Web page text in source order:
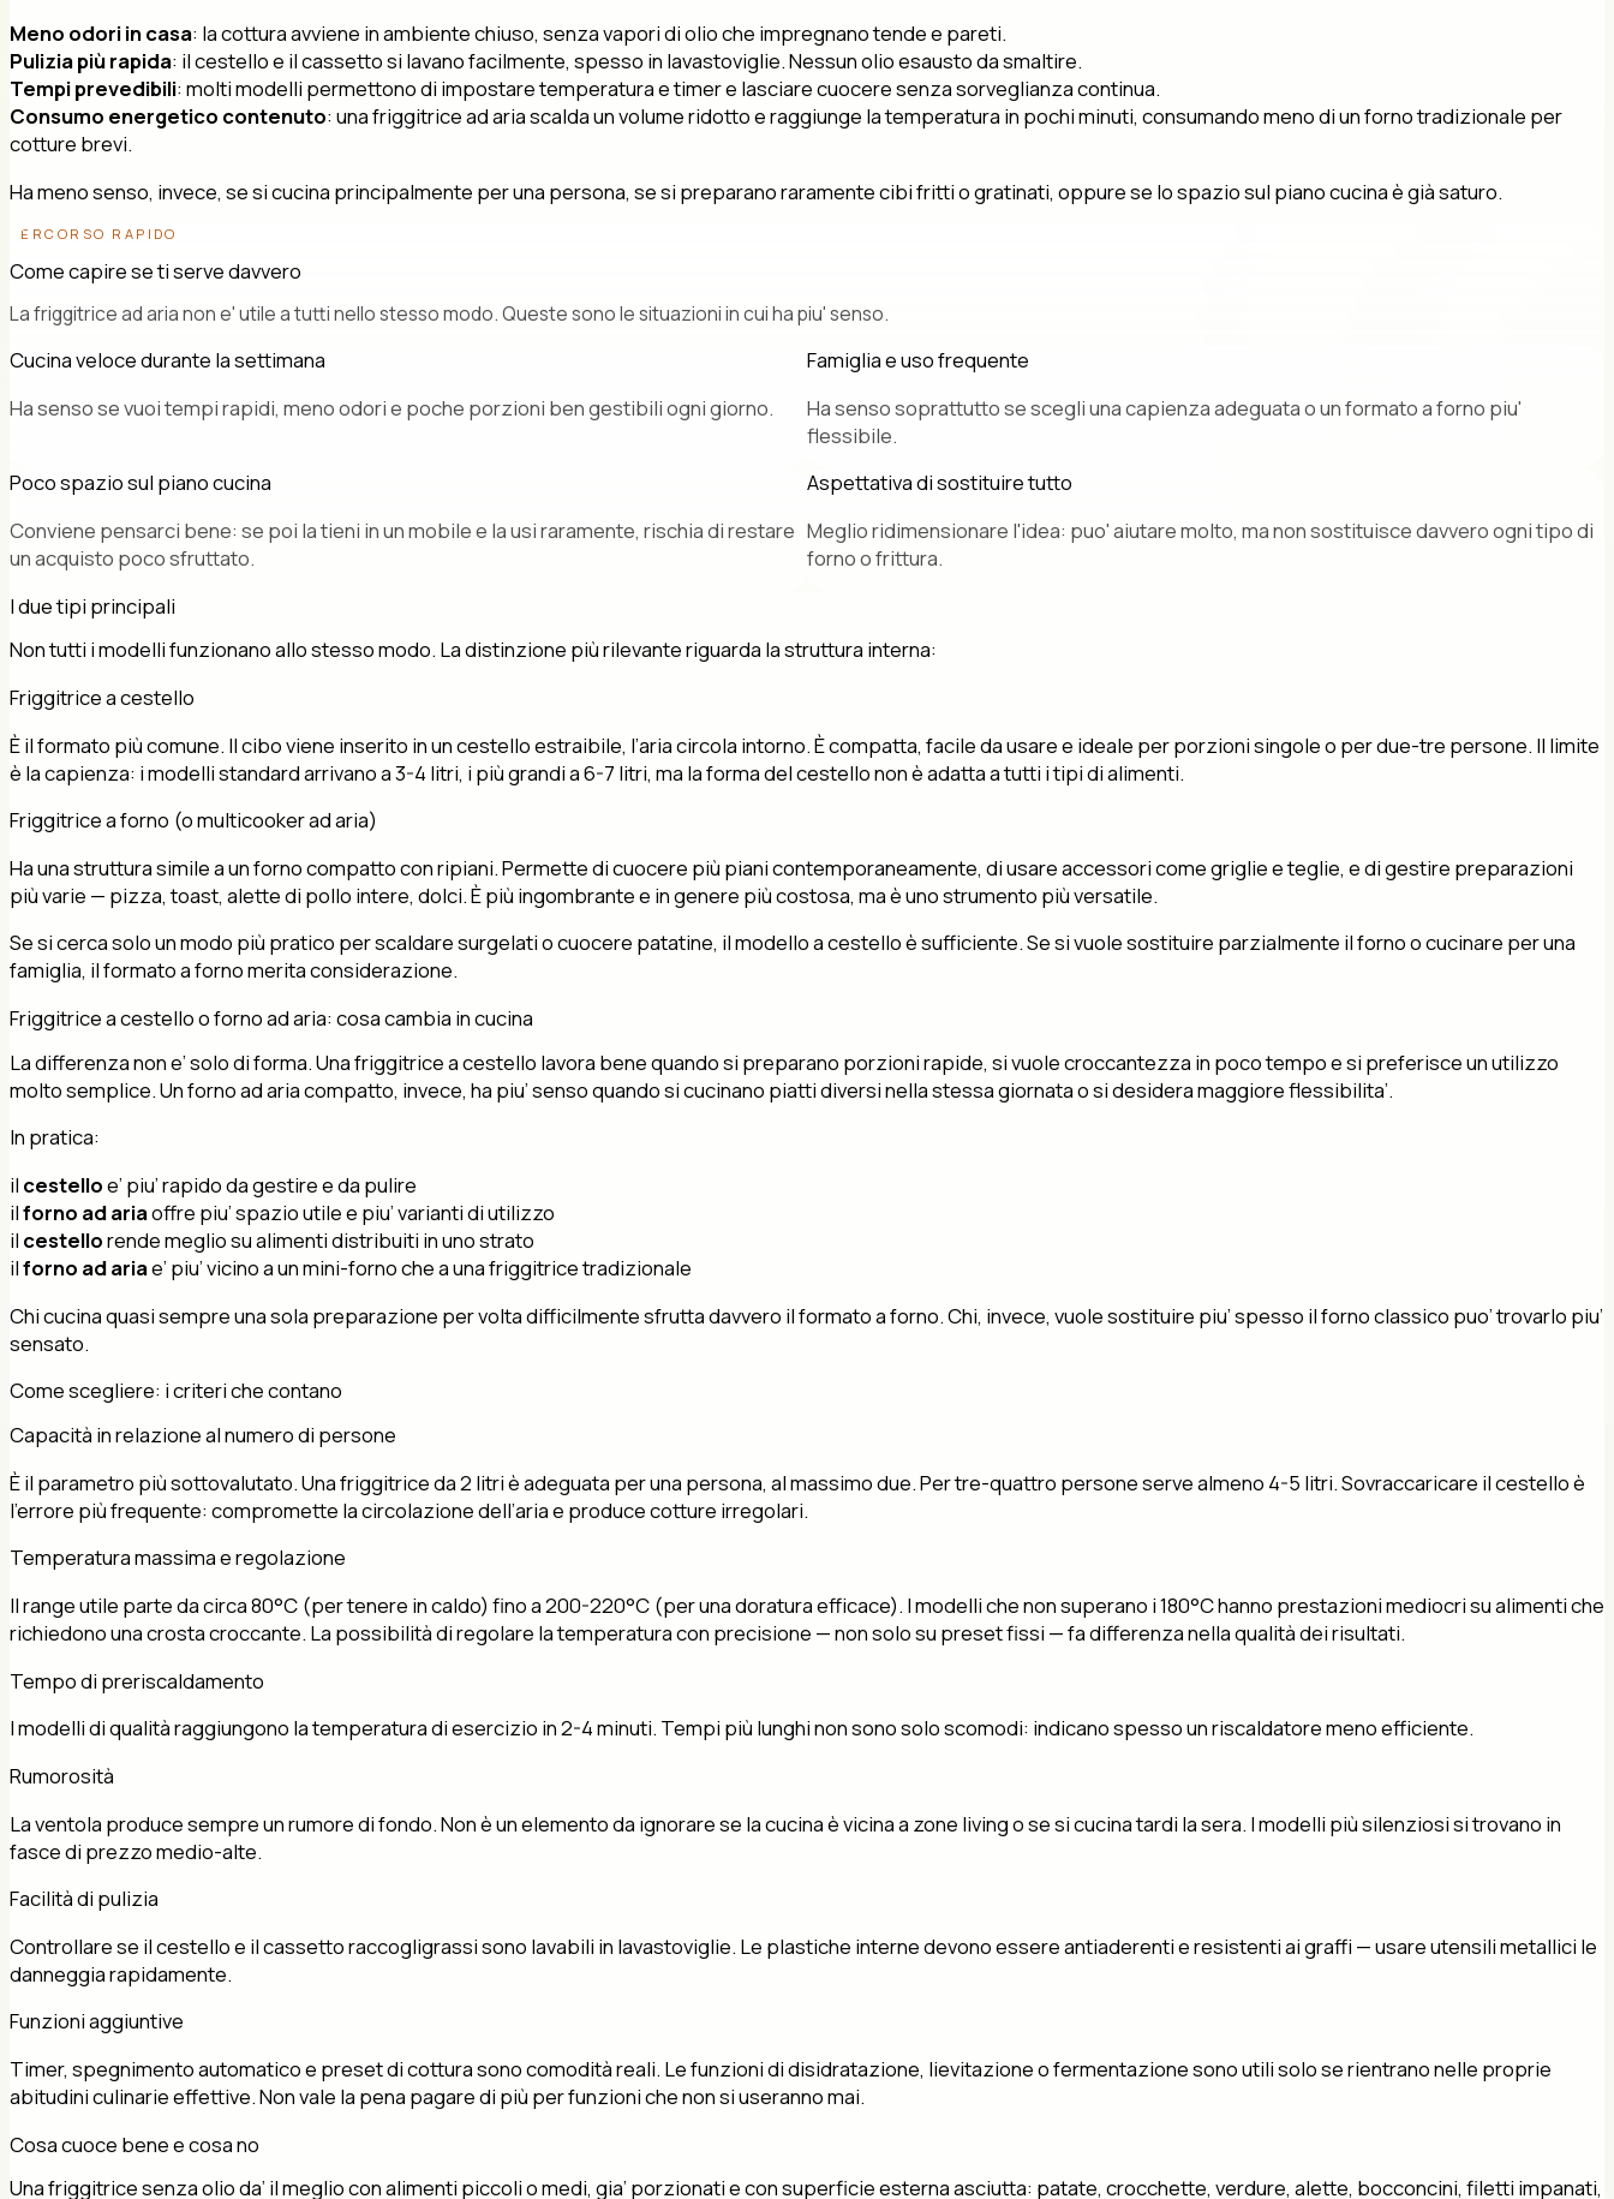
Meno odori in casa: la cottura avviene in ambiente chiuso, senza vapori di olio che impregnano tende e pareti.
Pulizia più rapida: il cestello e il cassetto si lavano facilmente, spesso in lavastoviglie. Nessun olio esausto da smaltire.
Tempi prevedibili: molti modelli permettono di impostare temperatura e timer e lasciare cuocere senza sorveglianza continua.
Consumo energetico contenuto: una friggitrice ad aria scalda un volume ridotto e raggiunge la temperatura in pochi minuti, consumando meno di un forno tradizionale per
cotture brevi.
Ha meno senso, invece, se si cucina principalmente per una persona, se si preparano raramente cibi fritti o gratinati, oppure se lo spazio sul piano cucina è già saturo.
PERCORSO RAPIDO
Come capire se ti serve davvero
La friggitrice ad aria non e' utile a tutti nello stesso modo. Queste sono le situazioni in cui ha piu' senso.
Cucina veloce durante la settimana
Ha senso se vuoi tempi rapidi, meno odori e poche porzioni ben gestibili ogni giorno.
Famiglia e uso frequente
Ha senso soprattutto se scegli una capienza adeguata o un formato a forno piu'
flessibile.
Poco spazio sul piano cucina
Conviene pensarci bene: se poi la tieni in un mobile e la usi raramente, rischia di restare
un acquisto poco sfruttato.
Aspettativa di sostituire tutto
Meglio ridimensionare l'idea: puo' aiutare molto, ma non sostituisce davvero ogni tipo di
forno o frittura.
I due tipi principali
Non tutti i modelli funzionano allo stesso modo. La distinzione più rilevante riguarda la struttura interna:
Friggitrice a cestello
È il formato più comune. Il cibo viene inserito in un cestello estraibile, l’aria circola intorno. È compatta, facile da usare e ideale per porzioni singole o per due-tre persone. Il limite
è la capienza: i modelli standard arrivano a 3-4 litri, i più grandi a 6-7 litri, ma la forma del cestello non è adatta a tutti i tipi di alimenti.
Friggitrice a forno (o multicooker ad aria)
Ha una struttura simile a un forno compatto con ripiani. Permette di cuocere più piani contemporaneamente, di usare accessori come griglie e teglie, e di gestire preparazioni
più varie — pizza, toast, alette di pollo intere, dolci. È più ingombrante e in genere più costosa, ma è uno strumento più versatile.
Se si cerca solo un modo più pratico per scaldare surgelati o cuocere patatine, il modello a cestello è sufficiente. Se si vuole sostituire parzialmente il forno o cucinare per una
famiglia, il formato a forno merita considerazione.
Friggitrice a cestello o forno ad aria: cosa cambia in cucina
La differenza non e’ solo di forma. Una friggitrice a cestello lavora bene quando si preparano porzioni rapide, si vuole croccantezza in poco tempo e si preferisce un utilizzo
molto semplice. Un forno ad aria compatto, invece, ha piu’ senso quando si cucinano piatti diversi nella stessa giornata o si desidera maggiore flessibilita’.
In pratica:
il cestelloe’ piu’ rapido da gestire e da pulire
ilforno ad ariaoffre piu’ spazio utile e piu’ varianti di utilizzo
il cestellorende meglio su alimenti distribuiti in uno strato
ilforno ad ariae’ piu’ vicino a un mini-forno che a una friggitrice tradizionale
Chi cucina quasi sempre una sola preparazione per volta difficilmente sfrutta davvero il formato a forno. Chi, invece, vuole sostituire piu’ spesso il forno classico puo’ trovarlo piu’
sensato.
Come scegliere: i criteri che contano
Capacità in relazione al numero di persone
È il parametro più sottovalutato. Una friggitrice da 2 litri è adeguata per una persona, al massimo due. Per tre-quattro persone serve almeno 4-5 litri. Sovraccaricare il cestello è
l’errore più frequente: compromette la circolazione dell’aria e produce cotture irregolari.
Temperatura massima e regolazione
Il range utile parte da circa 80°C (per tenere in caldo) fino a 200-220°C (per una doratura efficace). I modelli che non superano i 180°C hanno prestazioni mediocri su alimenti che
richiedono una crosta croccante. La possibilità di regolare la temperatura con precisione — non solo su preset fissi — fa differenza nella qualità dei risultati.
Tempo di preriscaldamento
I modelli di qualità raggiungono la temperatura di esercizio in 2-4 minuti. Tempi più lunghi non sono solo scomodi: indicano spesso un riscaldatore meno efficiente.
Rumorosità
La ventola produce sempre un rumore di fondo. Non è un elemento da ignorare se la cucina è vicina a zone living o se si cucina tardi la sera. I modelli più silenziosi si trovano in
fasce di prezzo medio-alte.
Facilità di pulizia
Controllare se il cestello e il cassetto raccogligrassi sono lavabili in lavastoviglie. Le plastiche interne devono essere antiaderenti e resistenti ai graffi — usare utensili metallici le
danneggia rapidamente.
Funzioni aggiuntive
Timer, spegnimento automatico e preset di cottura sono comodità reali. Le funzioni di disidratazione, lievitazione o fermentazione sono utili solo se rientrano nelle proprie
abitudini culinarie effettive. Non vale la pena pagare di più per funzioni che non si useranno mai.
Cosa cuoce bene e cosa no
Una friggitrice senza olio da’ il meglio con alimenti piccoli o medi, gia’ porzionati e con superficie esterna asciutta: patate, crocchette, verdure, alette, bocconcini, filetti impanati,